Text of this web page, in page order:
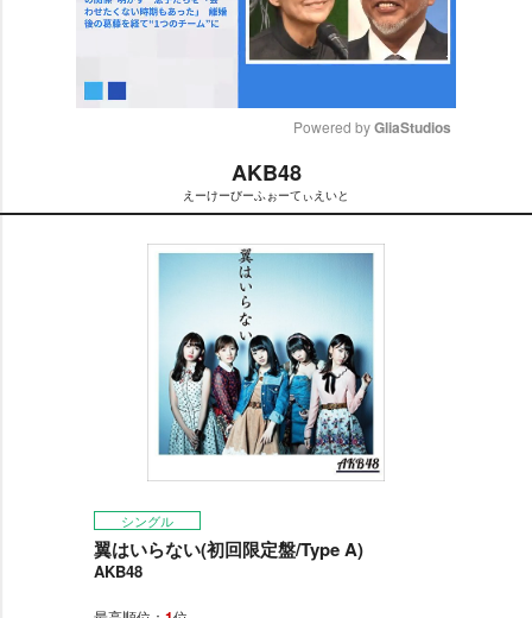
t
e
Powered by GliaStudios
AKB48
えーけーびーふぉーてぃえいと
シングル
翼はいらない(初回限定盤/Type A)
AKB48